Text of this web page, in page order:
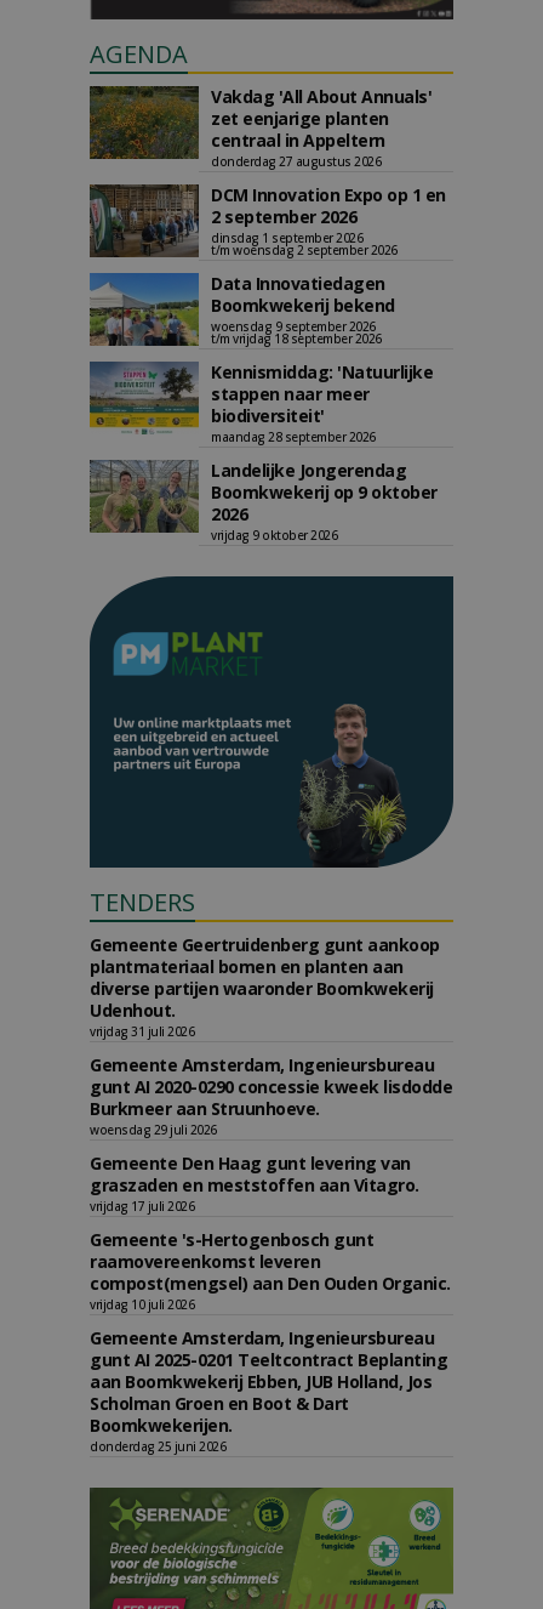
AGENDA
Vakdag 'All About Annuals'
zet eenjarige planten
centraal in Appeltern
donderdag 27 augustus 2026
DCM Innovation Expo op 1 en
2 september 2026
dinsdag 1 september 2026
t/m woensdag 2 september 2026
Data Innovatiedagen
Boomkwekerij bekend
woensdag 9 september 2026
t/m vrijdag 18 september 2026
Kennismiddag: 'Natuurlijke
stappen naar meer
biodiversiteit'
maandag 28 september 2026
Landelijke Jongerendag
Boomkwekerij op 9 oktober
2026
vrijdag 9 oktober 2026
TENDERS
Gemeente Geertruidenberg gunt aankoop
plantmateriaal bomen en planten aan
diverse partijen waaronder Boomkwekerij
Udenhout.
vrijdag 31 juli 2026
Gemeente Amsterdam, Ingenieursbureau
gunt AI 2020-0290 concessie kweek lisdodde
Burkmeer aan Struunhoeve.
woensdag 29 juli 2026
Gemeente Den Haag gunt levering van
graszaden en meststoffen aan Vitagro.
vrijdag 17 juli 2026
Gemeente 's-Hertogenbosch gunt
raamovereenkomst leveren
compost(mengsel) aan Den Ouden Organic.
vrijdag 10 juli 2026
Gemeente Amsterdam, Ingenieursbureau
gunt AI 2025-0201 Teeltcontract Beplanting
aan Boomkwekerij Ebben, JUB Holland, Jos
Scholman Groen en Boot & Dart
Boomkwekerijen.
donderdag 25 juni 2026